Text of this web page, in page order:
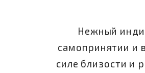
Нежный
самопринятии и
силе близости и